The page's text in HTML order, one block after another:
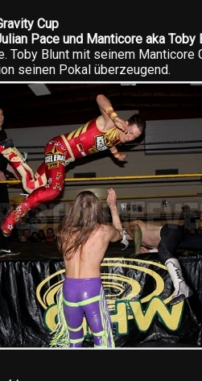
Cup
Pace und Manticore aka Toby
Toby Blunt mit seinem Manticore
seinen Pokal überzeugend.